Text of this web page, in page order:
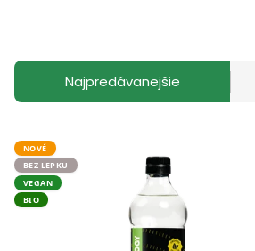
Najpredávanejšie
NOVÉ
BEZ LEPKU
VEGAN
BIO